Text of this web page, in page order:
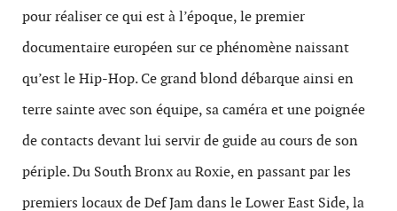
pour réaliser ce qui est à l’époque, le premier
documentaire européen sur ce phénomène naissant
qu’est le Hip-Hop. Ce grand blond débarque ainsi en
terre sainte avec son équipe, sa caméra et une poignée
de contacts devant lui servir de guide au cours de son
périple. Du South Bronx au Roxie, en passant par les
premiers locaux de Def Jam dans le Lower East Side, la